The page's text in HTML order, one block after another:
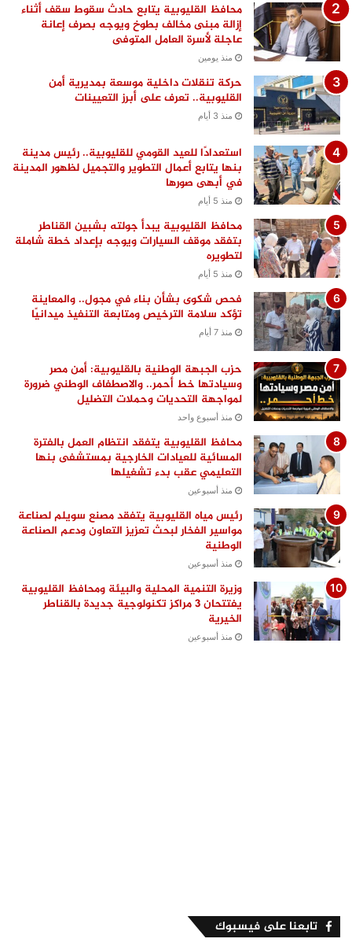
محافظ القليوبية يتابع حادث سقوط سقف أثناء
إزالة مبنى مخالف بطوخ ويوجه بصرف إعانة
عاجلة لأسرة العامل المتوفى
منذ يومين
حركة تنقلات داخلية موسعة بمديرية أمن
القليوبية.. تعرف على أبرز التعيينات
منذ 3 أيام
استعدادًا للعيد القومي للقليوبية.. رئيس مدينة
بنها يتابع أعمال التطوير والتجميل لظهور المدينة
في أبهى صورها
منذ 5 أيام
محافظ القليوبية يبدأ جولته بشبين القناطر
بتفقد موقف السيارات ويوجه بإعداد خطة شاملة
لتطويره
منذ 5 أيام
فحص شكوى بشأن بناء في مجول.. والمعاينة
تؤكد سلامة الترخيص ومتابعة التنفيذ ميدانيًا
منذ 7 أيام
حزب الجبهة الوطنية بالقليوبية: أمن مصر
وسيادتها خط أحمر.. والاصطفاف الوطني ضرورة
لمواجهة التحديات وحملات التضليل
منذ أسبوع واحد
محافظ القليوبية يتفقد انتظام العمل بالفترة
المسائية للعيادات الخارجية بمستشفى بنها
التعليمي عقب بدء تشغيلها
منذ أسبوعين
رئيس مياه القليوبية يتفقد مصنع سويلم لصناعة
مواسير الفخار لبحث تعزيز التعاون ودعم الصناعة
الوطنية
منذ أسبوعين
وزيرة التنمية المحلية والبيئة ومحافظ القليوبية
يفتتحان 3 مراكز تكنولوجية جديدة بالقناطر
الخيرية
منذ أسبوعين
تابعنا على فيسبوك